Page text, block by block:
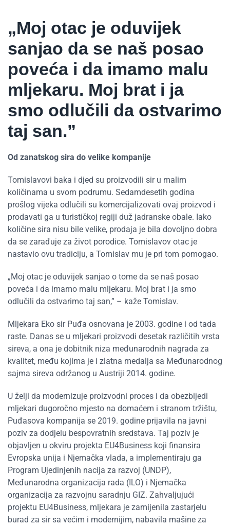
„Moj otac je oduvijek
sanjao da se naš posao
poveća i da imamo malu
mljekaru. Moj brat i ja
smo odlučili da ostvarimo
taj san.”
Od zanatskog sira do velike kompanije
Tomislavovi baka i djed su proizvodili sir u malim
količinama u svom podrumu. Sedamdesetih godina
prošlog vijeka odlučili su komercijalizovati ovaj proizvod i
prodavati ga u turističkoj regiji duž jadranske obale. Iako
količine sira nisu bile velike, prodaja je bila dovoljno dobra
da se zarađuje za život porodice. Tomislavov otac je
nastavio ovu tradiciju, a Tomislav mu je pri tom pomogao.
„Moj otac je oduvijek sanjao o tome da se naš posao
poveća i da imamo malu mljekaru. Moj brat i ja smo
odlučili da ostvarimo taj san,” – kaže Tomislav.
Mljekara Eko sir Puđa osnovana je 2003. godine i od tada
raste. Danas se u mljekari proizvodi desetak različitih vrsta
sireva, a ona je dobitnik niza međunarodnih nagrada za
kvalitet, među kojima je i zlatna medalja sa Međunarodnog
sajma sireva održanog u Austriji 2014. godine.
U želji da modernizuje proizvodni proces i da obezbijedi
mljekari dugoročno mjesto na domaćem i stranom tržištu,
Puđasova kompanija se 2019. godine prijavila na javni
poziv za dodjelu bespovratnih sredstava. Taj poziv je
objavljen u okviru projekta EU4Business koji finansira
Evropska unija i Njemačka vlada, a implementiraju ga
Program Ujedinjenih nacija za razvoj (UNDP),
Međunarodna organizacija rada (ILO) i Njemačka
organizacija za razvojnu saradnju GIZ. Zahvaljujući
projektu EU4Business, mljekara je zamijenila zastarjelu
burad za sir sa većim i modernijim, nabavila mašine za